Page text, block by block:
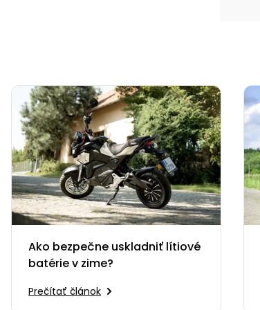
Ako bezpečne uskladniť lítiové
batérie v zime?
Prečítať článok